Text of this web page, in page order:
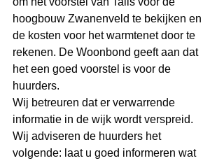
hoogbouw Zwanenveld te bekijken en
de kosten voor het warmtenet door te
rekenen. De Woonbond geeft aan dat
het een goed voorstel is voor de
huurders.
Wij betreuren dat er verwarrende
informatie in de wijk wordt verspreid.
Wij adviseren de huurders het
volgende: laat u goed informeren wat